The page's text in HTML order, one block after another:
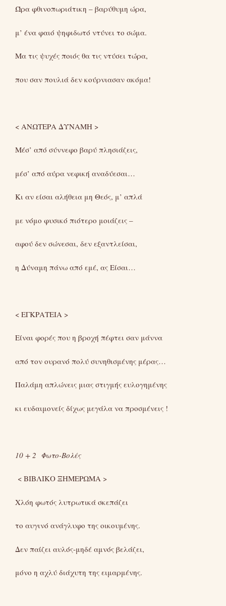
Ώρα φθινοπωριάτικη – βαρύθυμη ώρα,
μ’ ένα φαιό ψηφιδωτό ντύνει το σώμα.
Μα τις ψυχές ποιός θα τις ντύσει τώρα,
που σαν πουλιά δεν κούρνιασαν ακόμα!
< ΑΝΩΤΕΡΑ ΔΥΝΑΜΗ >
Μέσ’ από σύννεφο βαρύ πλησιάζεις,
μέσ’ από αύρα νεφική αναδύεσαι…
Κι αν είσαι αλήθεια μη Θεός, μ’ απλά
με νόμο φυσικό πιότερο μοιάζεις –
αφού δεν σώνεσαι, δεν εξαντλείσαι,
η Δύναμη πάνω από εμέ, ας Είσαι…
< ΕΓΚΡΑΤΕΙΑ >
Είναι φορές που η βροχή πέφτει σαν μάννα
από τον ουρανό πολύ συνηθισμένης μέρας…
Παλάμη απλώνεις μιας στιγμής ευλογημένης
κι ευδαιμονείς δίχως μεγάλα να προσμένεις !
10 + 2 Φωτο-Βολές
< ΒΙΒΛΙΚΟ ΞΗΜΕΡΩΜΑ >
Χλόη φωτός λυτρωτικά σκεπάζει
το αυγινό ανάγλυφο της οικουμένης.
Δεν παίζει αυλός-μηδέ αμνός βελάζει,
μόνο η αχλύ διάχυτη της ειμαρμένης.